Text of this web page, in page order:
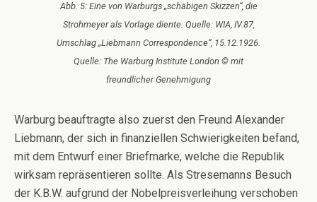
Abb. 5: Eine von Warburgs „schäbigen Skizzen“, die
Strohmeyer als Vorlage diente. Quelle: WIA, IV.87,
Umschlag „Liebmann Correspondence“, 15.12.1926.
Quelle: The Warburg Institute London © mit
freundlicher Genehmigung
Warburg beauftragte also zuerst den Freund Alexander
Liebmann, der sich in finanziellen Schwierigkeiten befand,
mit dem Entwurf einer Briefmarke, welche die Republik
wirksam repräsentieren sollte. Als Stresemanns Besuch
der K.B.W. aufgrund der Nobelpreisverleihung verschoben